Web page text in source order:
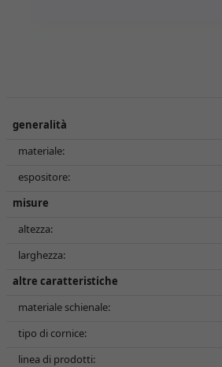
generalità
materiale:
espositore:
misure
altezza:
larghezza:
altre caratteristiche
materiale schienale:
tipo di cornice:
linea di prodotti: